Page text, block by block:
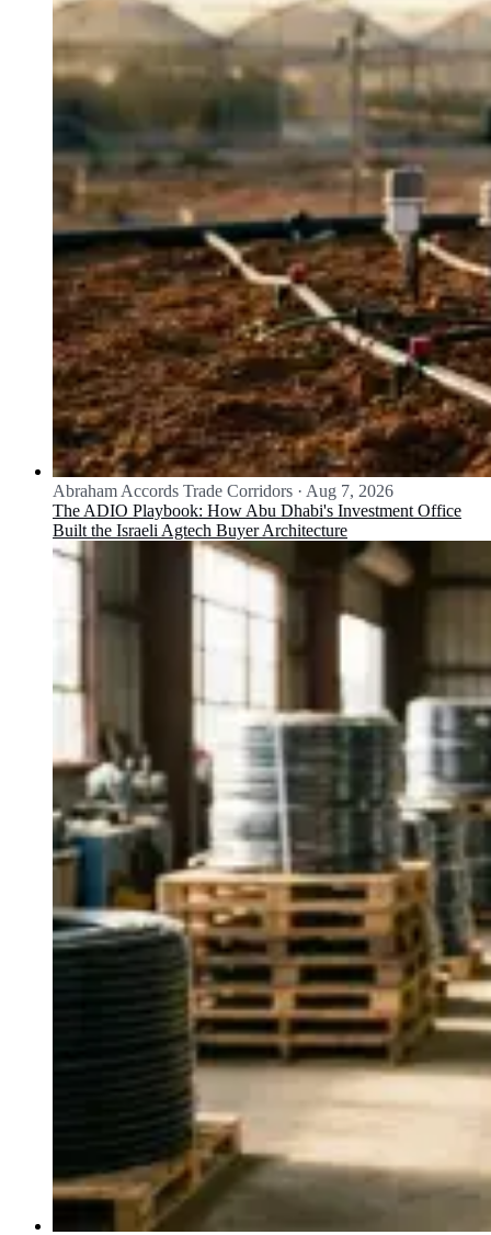
Abraham Accords Trade Corridors · Aug 7, 2026
The ADIO Playbook: How Abu Dhabi's Investment Office
Built the Israeli Agtech Buyer Architecture